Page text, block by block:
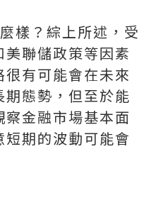
樣？綜上所述，受
聯儲政策等因素
有可能會在未來
態勢，但至於能
金融市場基本面
期的波動可能會